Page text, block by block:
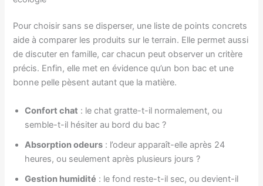
Pour choisir sans se disperser, une liste de points concrets
aide à comparer les produits sur le terrain. Elle permet aussi
de discuter en famille, car chacun peut observer un critère
précis. Enfin, elle met en évidence qu’un bon bac et une
bonne pelle pèsent autant que la matière.
Confort chat : le chat gratte-t-il normalement, ou
semble-t-il hésiter au bord du bac ?
Absorption odeurs : l’odeur apparaît-elle après 24
heures, ou seulement après plusieurs jours ?
Gestion humidité : le fond reste-t-il sec, ou devient-il